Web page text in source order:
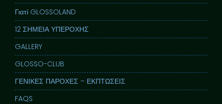
Γιατί GLOSSOLAND
12 ΣΗΜΕΙΑ ΥΠΕΡΟΧΗΣ
GALLERY
GLOSSO-CLUB
ΓΕΝΙΚΕΣ ΠΑΡΟΧΕΣ – ΕΚΠΤΩΣΕΙΣ
FAQS